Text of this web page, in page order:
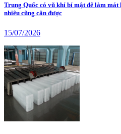
Trung Quốc có vũ khí bí mật để làm mát
nhiêu cũng cân được
15/07/2026